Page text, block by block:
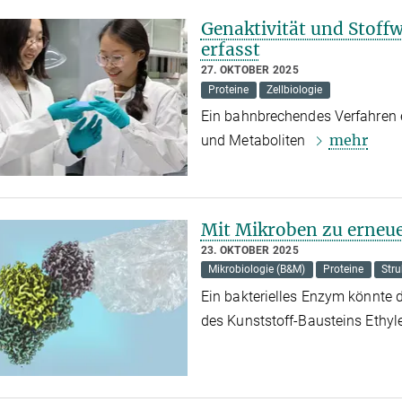
Genaktivität und
erfasst
27. OKTOBER 2025
Proteine
Zellbiologie
Ein bahnbrechendes
und Metaboliten
mehr
Mit Mikroben zu
23. OKTOBER 2025
Mikrobiologie (B&M)
Proteine
Ein bakterielles Enzym könnte
des Kunststoff-Bausteins